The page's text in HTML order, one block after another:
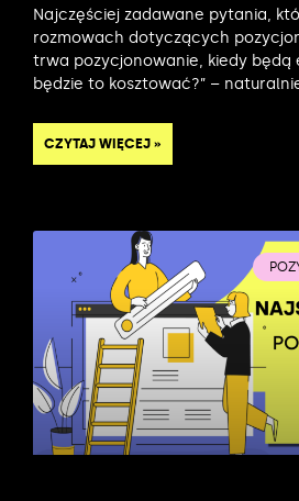
Najczęściej zadawane pytania,
rozmowach dotyczących
trwa pozycjonowanie, kiedy będą
będzie to kosztować?” –
CZYTAJ WIĘCEJ »